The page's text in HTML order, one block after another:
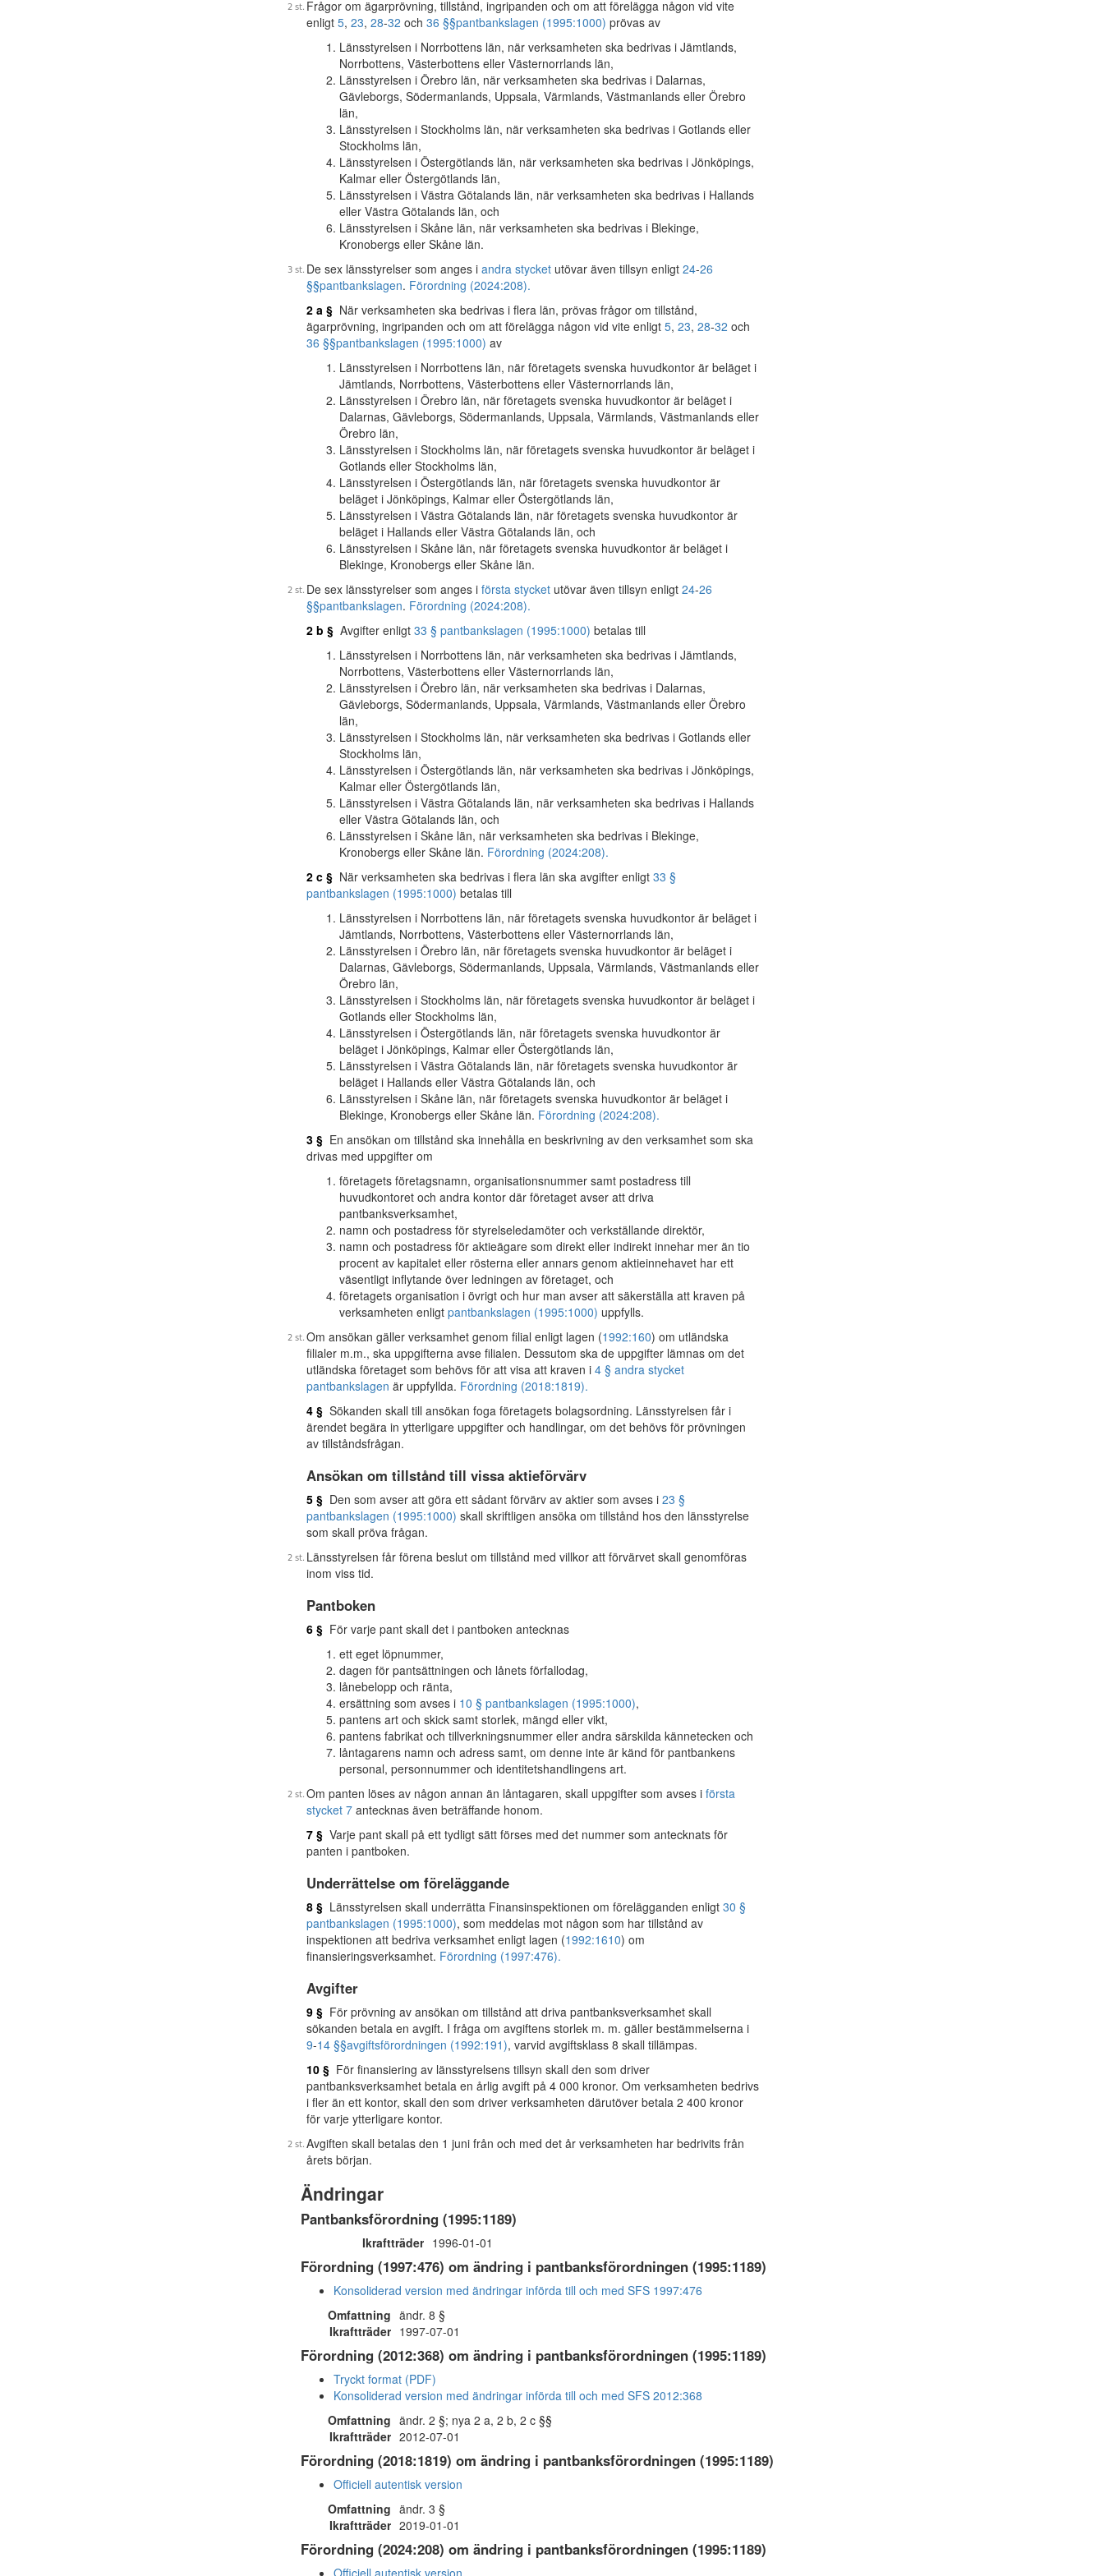
Frågor om ägarprövning, tillstånd, ingripanden och om att förelägga någon vid vite
enligt 5, 23, 28-32 och 36 §§pantbankslagen (1995:1000) prövas av
Länsstyrelsen i Norrbottens län, när verksamheten ska bedrivas i Jämtlands,
Norrbottens, Västerbottens eller Västernorrlands län,
Länsstyrelsen i Örebro län, när verksamheten ska bedrivas i Dalarnas,
Gävleborgs, Södermanlands, Uppsala, Värmlands, Västmanlands eller Örebro
län,
Länsstyrelsen i Stockholms län, när verksamheten ska bedrivas i Gotlands eller
Stockholms län,
Länsstyrelsen i Östergötlands län, när verksamheten ska bedrivas i Jönköpings,
Kalmar eller Östergötlands län,
Länsstyrelsen i Västra Götalands län, när verksamheten ska bedrivas i Hallands
eller Västra Götalands län, och
Länsstyrelsen i Skåne län, när verksamheten ska bedrivas i Blekinge,
Kronobergs eller Skåne län.
De sex länsstyrelser som anges i andra stycket utövar även tillsyn enligt 24-26
§§pantbankslagen. Förordning (2024:208).
2 a § När verksamheten ska bedrivas i flera län, prövas frågor om tillstånd,
ägarprövning, ingripanden och om att förelägga någon vid vite enligt 5, 23, 28-32 och
36 §§pantbankslagen (1995:1000) av
Länsstyrelsen i Norrbottens län, när företagets svenska huvudkontor är beläget i
Jämtlands, Norrbottens, Västerbottens eller Västernorrlands län,
Länsstyrelsen i Örebro län, när företagets svenska huvudkontor är beläget i
Dalarnas, Gävleborgs, Södermanlands, Uppsala, Värmlands, Västmanlands eller
Örebro län,
Länsstyrelsen i Stockholms län, när företagets svenska huvudkontor är beläget i
Gotlands eller Stockholms län,
Länsstyrelsen i Östergötlands län, när företagets svenska huvudkontor är
beläget i Jönköpings, Kalmar eller Östergötlands län,
Länsstyrelsen i Västra Götalands län, när företagets svenska huvudkontor är
beläget i Hallands eller Västra Götalands län, och
Länsstyrelsen i Skåne län, när företagets svenska huvudkontor är beläget i
Blekinge, Kronobergs eller Skåne län.
De sex länsstyrelser som anges i första stycket utövar även tillsyn enligt 24-26
§§pantbankslagen. Förordning (2024:208).
2 b § Avgifter enligt 33 § pantbankslagen (1995:1000) betalas till
Länsstyrelsen i Norrbottens län, när verksamheten ska bedrivas i Jämtlands,
Norrbottens, Västerbottens eller Västernorrlands län,
Länsstyrelsen i Örebro län, när verksamheten ska bedrivas i Dalarnas,
Gävleborgs, Södermanlands, Uppsala, Värmlands, Västmanlands eller Örebro
län,
Länsstyrelsen i Stockholms län, när verksamheten ska bedrivas i Gotlands eller
Stockholms län,
Länsstyrelsen i Östergötlands län, när verksamheten ska bedrivas i Jönköpings,
Kalmar eller Östergötlands län,
Länsstyrelsen i Västra Götalands län, när verksamheten ska bedrivas i Hallands
eller Västra Götalands län, och
Länsstyrelsen i Skåne län, när verksamheten ska bedrivas i Blekinge,
Kronobergs eller Skåne län. Förordning (2024:208).
2 c § När verksamheten ska bedrivas i flera län ska avgifter enligt 33 §
pantbankslagen (1995:1000) betalas till
Länsstyrelsen i Norrbottens län, när företagets svenska huvudkontor är beläget i
Jämtlands, Norrbottens, Västerbottens eller Västernorrlands län,
Länsstyrelsen i Örebro län, när företagets svenska huvudkontor är beläget i
Dalarnas, Gävleborgs, Södermanlands, Uppsala, Värmlands, Västmanlands eller
Örebro län,
Länsstyrelsen i Stockholms län, när företagets svenska huvudkontor är beläget i
Gotlands eller Stockholms län,
Länsstyrelsen i Östergötlands län, när företagets svenska huvudkontor är
beläget i Jönköpings, Kalmar eller Östergötlands län,
Länsstyrelsen i Västra Götalands län, när företagets svenska huvudkontor är
beläget i Hallands eller Västra Götalands län, och
Länsstyrelsen i Skåne län, när företagets svenska huvudkontor är beläget i
Blekinge, Kronobergs eller Skåne län. Förordning (2024:208).
3 § En ansökan om tillstånd ska innehålla en beskrivning av den verksamhet som ska
drivas med uppgifter om
företagets företagsnamn, organisationsnummer samt postadress till
huvudkontoret och andra kontor där företaget avser att driva
pantbanksverksamhet,
namn och postadress för styrelseledamöter och verkställande direktör,
namn och postadress för aktieägare som direkt eller indirekt innehar mer än tio
procent av kapitalet eller rösterna eller annars genom aktieinnehavet har ett
väsentligt inflytande över ledningen av företaget, och
företagets organisation i övrigt och hur man avser att säkerställa att kraven på
verksamheten enligt pantbankslagen (1995:1000) uppfylls.
Om ansökan gäller verksamhet genom filial enligt lagen (1992:160) om utländska
filialer m.m., ska uppgifterna avse filialen. Dessutom ska de uppgifter lämnas om det
utländska företaget som behövs för att visa att kraven i 4 § andra stycket
pantbankslagen är uppfyllda. Förordning (2018:1819).
4 § Sökanden skall till ansökan foga företagets bolagsordning. Länsstyrelsen får i
ärendet begära in ytterligare uppgifter och handlingar, om det behövs för prövningen
av tillståndsfrågan.
Ansökan om tillstånd till vissa aktieförvärv
5 § Den som avser att göra ett sådant förvärv av aktier som avses i 23 §
pantbankslagen (1995:1000) skall skriftligen ansöka om tillstånd hos den länsstyrelse
som skall pröva frågan.
Länsstyrelsen får förena beslut om tillstånd med villkor att förvärvet skall genomföras
inom viss tid.
Pantboken
6 § För varje pant skall det i pantboken antecknas
ett eget löpnummer,
dagen för pantsättningen och lånets förfallodag,
lånebelopp och ränta,
ersättning som avses i 10 § pantbankslagen (1995:1000),
pantens art och skick samt storlek, mängd eller vikt,
pantens fabrikat och tillverkningsnummer eller andra särskilda kännetecken och
låntagarens namn och adress samt, om denne inte är känd för pantbankens
personal, personnummer och identitetshandlingens art.
Om panten löses av någon annan än låntagaren, skall uppgifter som avses i första
stycket 7 antecknas även beträffande honom.
7 § Varje pant skall på ett tydligt sätt förses med det nummer som antecknats för
panten i pantboken.
Underrättelse om föreläggande
8 § Länsstyrelsen skall underrätta Finansinspektionen om förelägganden enligt 30 §
pantbankslagen (1995:1000), som meddelas mot någon som har tillstånd av
inspektionen att bedriva verksamhet enligt lagen (1992:1610) om
finansieringsverksamhet. Förordning (1997:476).
Avgifter
9 § För prövning av ansökan om tillstånd att driva pantbanksverksamhet skall
sökanden betala en avgift. I fråga om avgiftens storlek m. m. gäller bestämmelserna i
9-14 §§avgiftsförordningen (1992:191), varvid avgiftsklass 8 skall tillämpas.
10 § För finansiering av länsstyrelsens tillsyn skall den som driver
pantbanksverksamhet betala en årlig avgift på 4 000 kronor. Om verksamheten bedrivs
i fler än ett kontor, skall den som driver verksamheten därutöver betala 2 400 kronor
för varje ytterligare kontor.
Avgiften skall betalas den 1 juni från och med det år verksamheten har bedrivits från
årets början.
Ändringar
Pantbanksförordning (1995:1189)
Ikraftträder 1996-01-01
Förordning (1997:476) om ändring i pantbanksförordningen (1995:1189)
Konsoliderad version med ändringar införda till och med SFS 1997:476
Omfattning ändr. 8 §
Ikraftträder 1997-07-01
Förordning (2012:368) om ändring i pantbanksförordningen (1995:1189)
Tryckt format (PDF)
Konsoliderad version med ändringar införda till och med SFS 2012:368
Omfattning ändr. 2 §; nya 2 a, 2 b, 2 c §§
Ikraftträder 2012-07-01
Förordning (2018:1819) om ändring i pantbanksförordningen (1995:1189)
Officiell autentisk version
Omfattning ändr. 3 §
Ikraftträder 2019-01-01
Förordning (2024:208) om ändring i pantbanksförordningen (1995:1189)
Officiell autentisk version